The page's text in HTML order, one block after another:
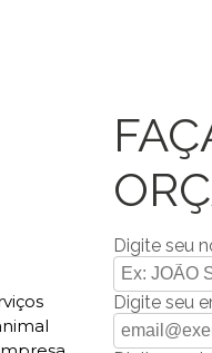
Digite seu
Digite seu